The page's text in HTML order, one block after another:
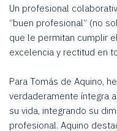
Un profesional
“buen profesional” (no
que le permitan cumplir
excelencia y rectitud en
Para Tomás de Aquino,
verdaderamente íntegra
su vida, integrando su
profesional. Aquino